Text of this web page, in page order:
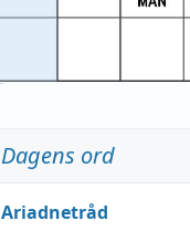
Dagens ord
Ariadnetråd